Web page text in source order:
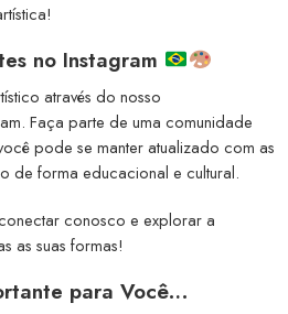
no Instagram
através do nosso
Faça parte de uma comunidade
pode se manter atualizado com as
de forma educacional e cultural.
conosco e explorar a
as suas formas!
para Você…